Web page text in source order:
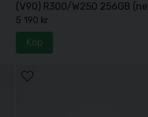
(V90) R300/W250 256GB
5 190 kr
Köp